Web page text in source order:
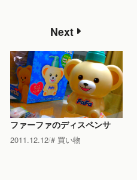
Next
ファーファのディスペンサ
2011.12.12 買い物